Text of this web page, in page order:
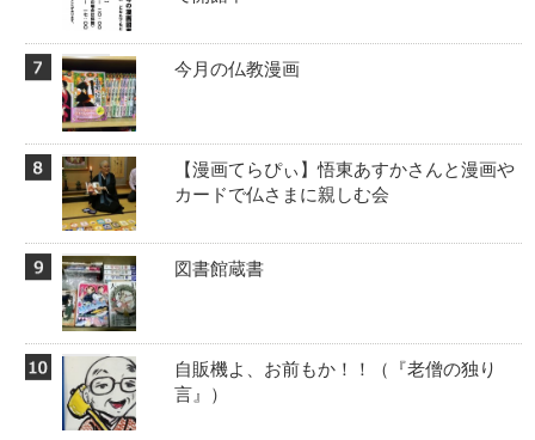
今月の仏教漫画
【漫画てらぴぃ】悟東あすかさんと漫画や
カードで仏さまに親しむ会
図書館蔵書
自販機よ、お前もか！！️（『老僧の独り
言』）